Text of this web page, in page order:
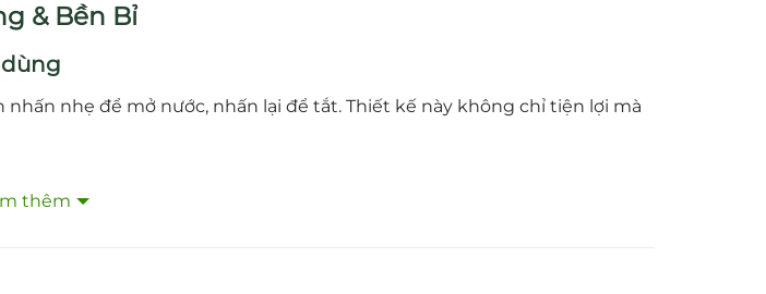
& Bền Bỉ
nhấn nhẹ để mở nước, nhấn lại để tắt. Thiết kế này không chỉ tiện lợi mà
thêm